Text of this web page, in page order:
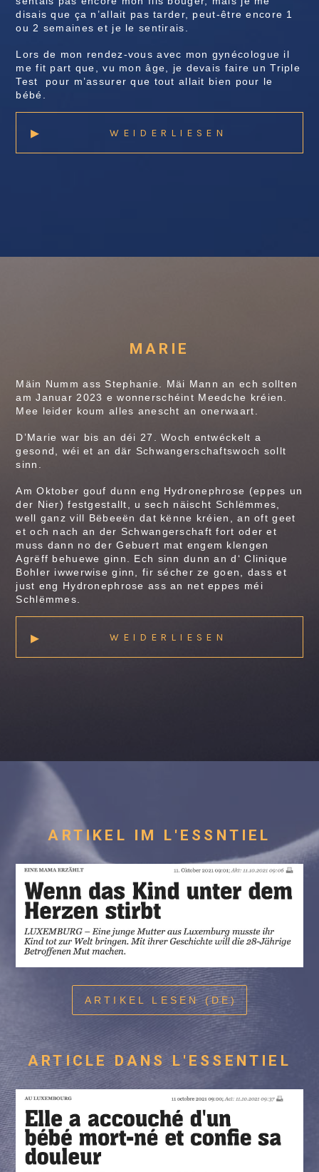
disais que ça n’allait pas tarder, peut-être encore 1
ou 2 semaines et je le sentirais.
Lors de mon rendez-vous avec mon gynécologue il
me fit part que, vu mon âge, je devais faire un Triple
Test
pour m’assurer que tout allait bien pour le
bébé.
▸ WEIDERLIESEN
MARIE
Mäin Numm ass Stephanie. Mäi Mann an ech sollten
am Januar 2023 e wonnerschéint Meedche kréien.
Mee leider koum alles anescht an onerwaart.
D’Marie war bis an déi 27. Woch entwéckelt a
gesond, wéi et an där Schwangerschaftswoch sollt
sinn.
Am Oktober gouf dunn eng Hydronephrose (eppes un
der Nier) festgestallt, u sech näischt Schlëmmes,
well ganz vill Bëbeeën dat kënne kréien, an oft geet
et och nach an der Schwangerschaft fort oder et
muss dann no der Gebuert mat engem klengen
Agrëff behuewe ginn. Ech sinn dunn an d‘ Clinique
Bohler iwwerwise ginn, fir sécher ze goen, dass et
just eng Hydronephrose ass an net eppes méi
Schlëmmes.
▸ WEIDERLIESEN
ARTIKEL IM L'ESSNTIEL
ARTIKEL LESEN (DE)
ARTICLE DANS L'ESSENTIEL